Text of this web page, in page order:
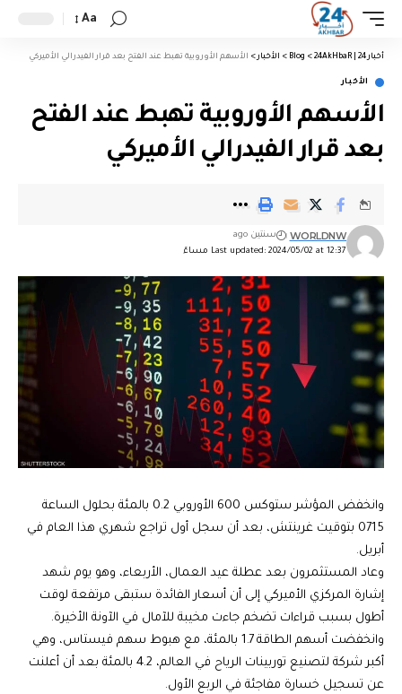
Aa
أخبار 24 | 24AkHbaR >
Blog
> الأخبار > الأسهم الأوروبية تهبط عند الفتح بعد قرار الفيدرالي الأميركي
الأخبار
الأسهم الأوروبية تهبط عند الفتح
بعد قرار الفيدرالي الأميركي
Last updated: 2024/05/02 at 12:37 مساءً
WORLDNW سنتين ago
وانخفض المؤشر ستوكس 600 الأوروبي 0.2 بالمئة بحلول الساعة
0715 بتوقيت غرينتش، بعد أن سجل أول تراجع شهري هذا العام في
أبريل.
وعاد المستثمرون بعد عطلة عيد العمال، الأربعاء، وهو يوم شهد
إشارة المركزي الأميركي إلى أن أسعار الفائدة ستبقى مرتفعة لوقت
أطول بسبب قراءات تضخم جاءت مخيبة للآمال في الآونة الأخيرة.
وانخفضت أسهم الطاقة 1.7 بالمئة، مع هبوط سهم فيستاس، وهي
أكبر شركة لتصنيع توربينات الرياح في العالم، 4.2 بالمئة بعد أن أعلنت
عن تسجيل خسارة مفاجئة في الربع الأول.